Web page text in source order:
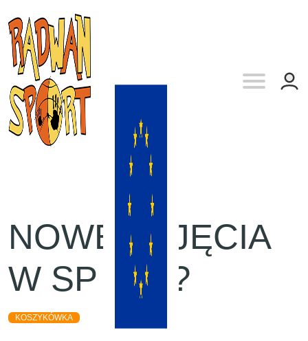
NOWE ZAJĘCIA
W SP 119 ?
KOSZYKÓWKA